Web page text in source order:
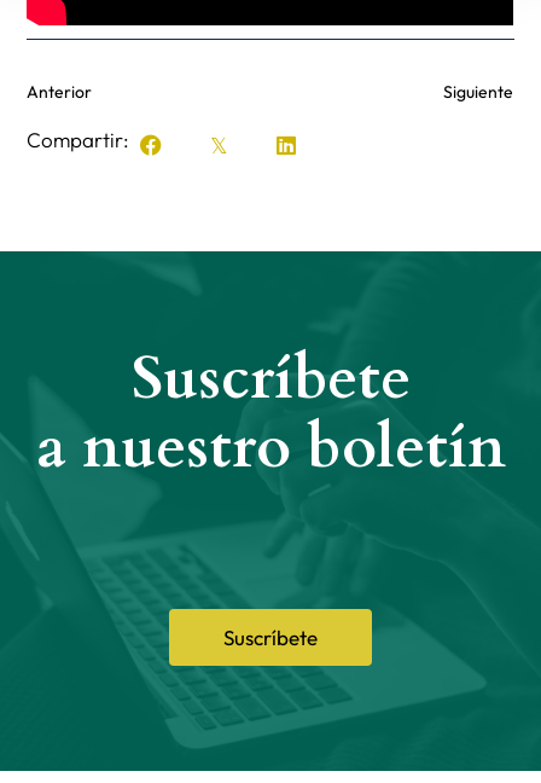
Anterior Siguiente
Compartir:
Suscríbete
Suscríbete
a nuestro boletín